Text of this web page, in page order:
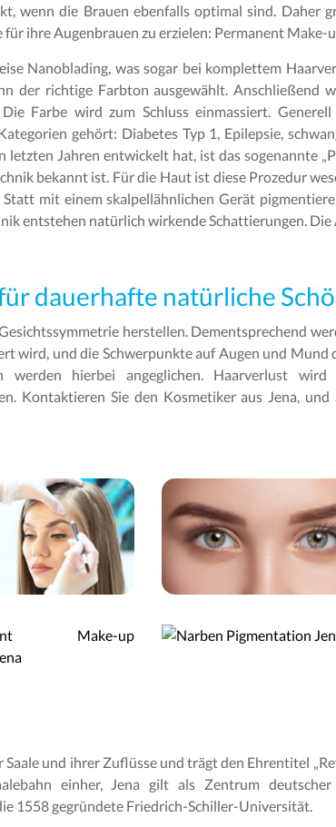
wenn die Brauen ebenfalls optimal sind. Daher
ihre Augenbrauen zu erzielen: Permanent Make-
Nanoblading, was sogar bei komplettem
der richtige Farbton ausgewählt. Anschließend
Farbe wird zum Schluss einmassiert.
gehört: Diabetes Typ 1, Epilepsie,
Jahren entwickelt hat, ist das sogenannte
bekannt ist. Für die Haut ist diese Prozedur
mit einem skalpellähnlichen Gerät
entstehen natürlich wirkende Schattierungen.
dauerhafte natürliche
herstellen. Dementsprechend
wird, und die Schwerpunkte auf Augen und Mund
hierbei angeglichen. Haarverlust
Kontaktieren Sie den Kosmetiker aus Jena,
Saale und ihrer Zuflüsse und trägt den Ehrentitel
einher, Jena gilt als Zentrum deutscher
1558 gegründete Friedrich-Schiller-Universität.